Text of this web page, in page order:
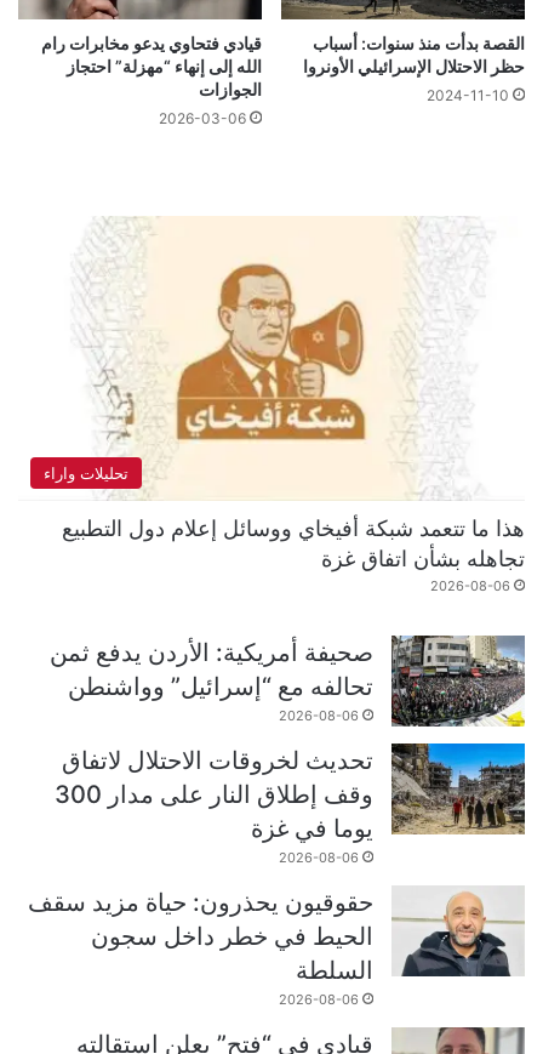
القصة بدأت منذ سنوات: أسباب
حظر الاحتلال الإسرائيلي الأونروا
2024-11-10
قيادي فتحاوي يدعو مخابرات رام
الله إلى إنهاء “مهزلة” احتجاز
الجوازات
2026-03-06
تحليلات واراء
هذا ما تتعمد شبكة أفيخاي ووسائل إعلام دول التطبيع
تجاهله بشأن اتفاق غزة
2026-08-06
صحيفة أمريكية: الأردن يدفع ثمن
تحالفه مع “إسرائيل” وواشنطن
2026-08-06
تحديث لخروقات الاحتلال لاتفاق
وقف إطلاق النار على مدار 300
يوما في غزة
2026-08-06
حقوقيون يحذرون: حياة مزيد سقف
الحيط في خطر داخل سجون
السلطة
2026-08-06
قيادي في “فتح” يعلن استقالته